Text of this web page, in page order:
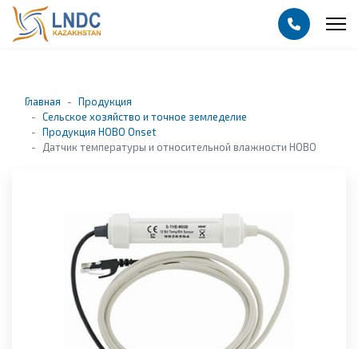
Главная
Продукция
Сельское хозяйство и точное земледелие
Продукция HOBO Onset
Датчик температуры и относительной влажности HOBO